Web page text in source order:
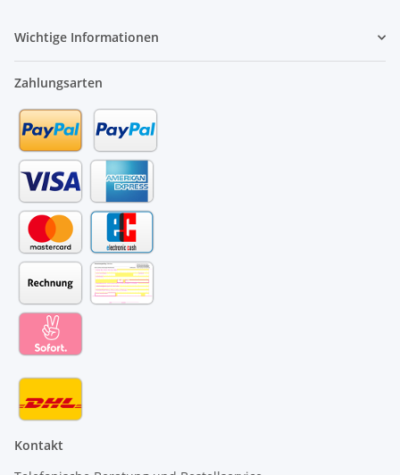
Wichtige Informationen
Zahlungsarten
Kontakt